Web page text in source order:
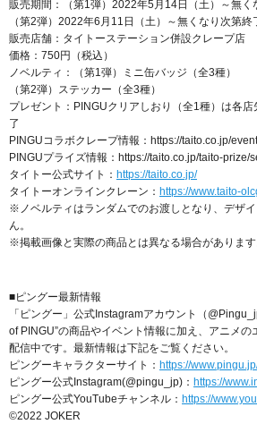
販売期間：（第1弾）2022年5月14日（土）～無く
（第2弾）2022年6月11日（土）～無くなり次第終
販売店舗：タイトーステーション併設クレープ店
価格：750円（税込）
ノベルティ：（第1弾）ミニ缶バッジ（全3種）
（第2弾）ステッカー（全3種）
プレゼント：PINGUクリアしおり（全1種）は各
了
PINGUコラボクレープ情報：https://taito.co.jp/
PINGUプライズ情報：https://taito.co.jp/taito-prize/
タイトー公式サイト： https://taito.co.jp/
タイトーオンラインクレーン： https://www.taito-
※ノベルティはランダムでのお渡しとなり、デザ
ん。
※掲載画像と実際の商品とは異なる場合があります
■ピングー最新情報
「ピングー」公式Instagramアカウント（
of PINGU”の商品やイベント情報に加え、アニメ
配信中です。最新情報は下記をご覧ください。
ピングーキャラクターサイト： https://
ピングー公式Instagram(@pingu_jp)： https://
ピングー公式YouTubeチャンネル： https://
©2022 JOKER